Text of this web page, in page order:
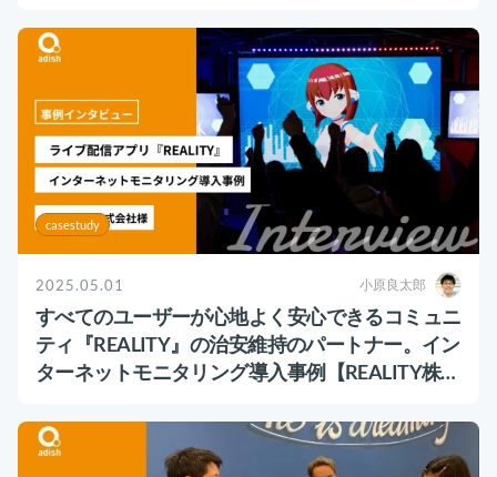
casestudy
2025.05.01 小原良太郎
すべてのユーザーが心地よく安心できるコミュニ
ティ『REALITY』の治安維持のパートナー。イン
ターネットモニタリング導入事例【REALITY株式